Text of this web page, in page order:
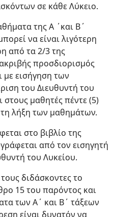
σε κάθε Λύκειο.
της Α ΄και Β΄
να είναι λιγότερη
από τα 2/3 της
προσδιορισμός
με εισήγηση των
του Διευθυντή του
στους μαθητές πέντε (5)
λήξη των μαθημάτων.
στο βιβλίο της
από τον εισηγητή
του Λυκείου.
διδάσκοντες το
15 του παρόντος και
των Α΄ και Β΄ τάξεων
είναι δυνατόν να